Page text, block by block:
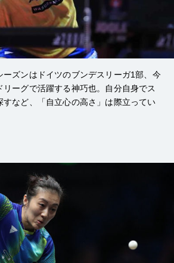
ーズンはドイツのブンデスリーガ1部、今
ーグで活躍する神巧也。自分自身でス
すなど、「自立心の高さ」は際立ってい